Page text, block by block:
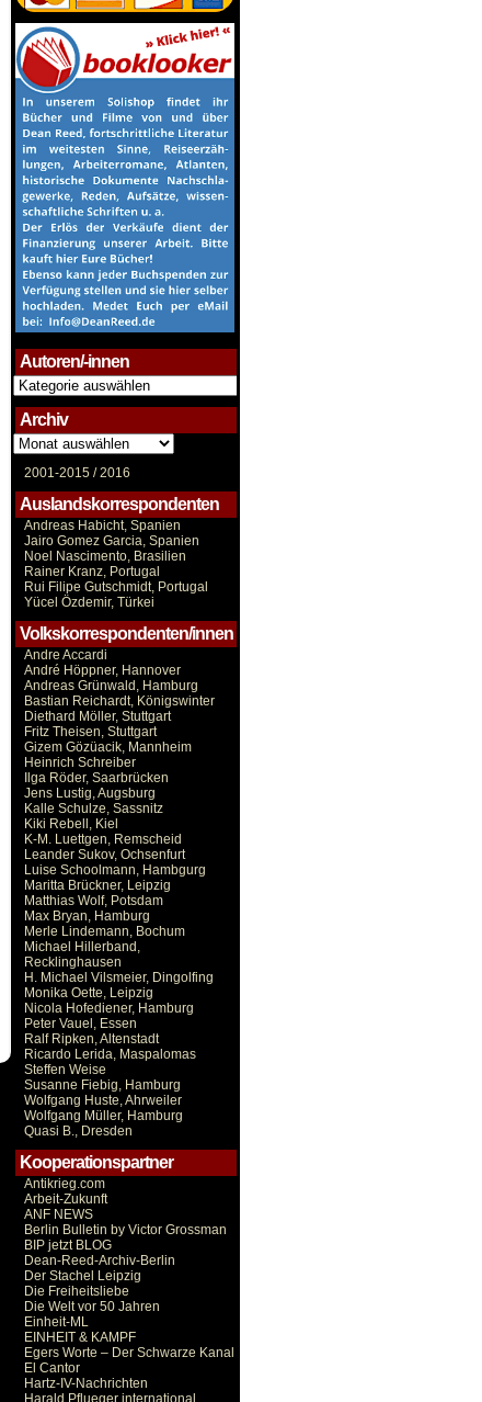
Autoren/-innen
Autoren/-
innen
Archiv
Archiv
2001-2015 /2016
Auslandskorrespondenten
Andreas Habicht, Spanien
Jairo Gomez Garcia, Spanien
Noel Nascimento, Brasilien
Rainer Kranz, Portugal
Rui Filipe Gutschmidt, Portugal
Yücel Özdemir, Türkei
Volkskorrespondenten/innen
Andre Accardi
André Höppner, Hannover
Andreas Grünwald, Hamburg
Bastian Reichardt, Königswinter
Diethard Möller, Stuttgart
Fritz Theisen, Stuttgart
Gizem Gözüacik, Mannheim
Heinrich Schreiber
Ilga Röder, Saarbrücken
Jens Lustig, Augsburg
Kalle Schulze, Sassnitz
Kiki Rebell, Kiel
K-M. Luettgen, Remscheid
Leander Sukov, Ochsenfurt
Luise Schoolmann, Hambgurg
Maritta Brückner, Leipzig
Matthias Wolf, Potsdam
Max Bryan, Hamburg
Merle Lindemann, Bochum
Michael Hillerband,
Recklinghausen
H. Michael Vilsmeier, Dingolfing
Monika Oette, Leipzig
Nicola Hofediener, Hamburg
Peter Vauel, Essen
Ralf Ripken, Altenstadt
Ricardo Lerida, Maspalomas
Steffen Weise
Susanne Fiebig, Hamburg
Wolfgang Huste, Ahrweiler
Wolfgang Müller, Hamburg
Quasi B., Dresden
Kooperationspartner
Antikrieg.com
Arbeit-Zukunft
ANF NEWS
Berlin Bulletin by Victor Grossman
BIP jetzt BLOG
Dean-Reed-Archiv-Berlin
Der Stachel Leipzig
Die Freiheitsliebe
Die Welt vor 50 Jahren
Einheit-ML
EINHEIT & KAMPF
Egers Worte – Der Schwarze Kanal
El Cantor
Hartz-IV-Nachrichten
Harald Pflueger international